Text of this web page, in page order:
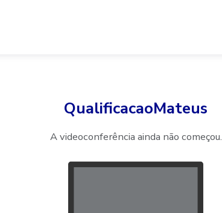
QualificacaoMateus
A videoconferência ainda não começou.